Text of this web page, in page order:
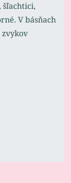
šľachtici,
V básňach
zvykov